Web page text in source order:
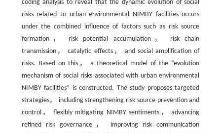
coding analysis to reveal that the dynamic evolution of social
risks related to urban environmental NIMBY facilities occurs
under the combined influence of factors such as risk source
formation， risk potential accumulation， risk chain
transmission， catalytic effects， and social amplification of
risks. Based on this， a theoretical model of the “evolution
mechanism of social risks associated with urban environmental
NIMBY facilities” is constructed. The study proposes targeted
strategies， including strengthening risk source prevention and
control， flexibly mitigating NIMBY sentiments， advancing
refined risk governance， improving risk communication